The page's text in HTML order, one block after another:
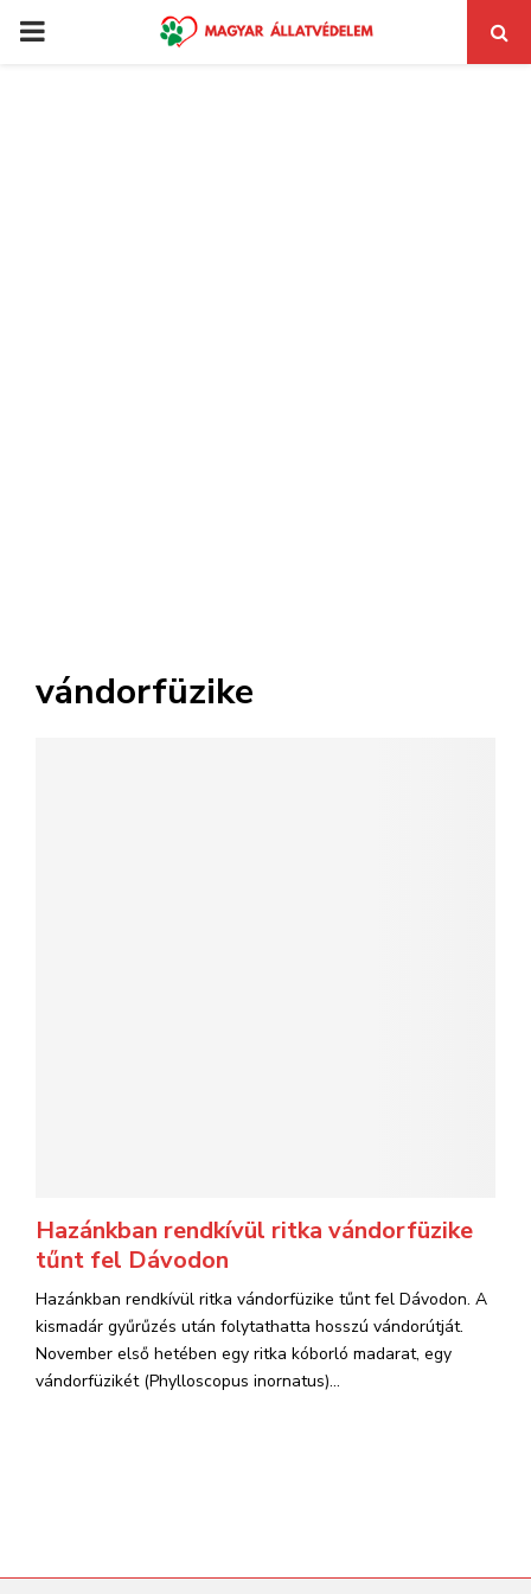
PRIMARY
vándorfüzike
Hazánkban rendkívül ritka vándorfüzike
tűnt fel Dávodon
Hazánkban rendkívül ritka vándorfüzike tűnt fel Dávodon. A
kismadár gyűrűzés után folytathatta hosszú vándorútját.
November első hetében egy ritka kóborló madarat, egy
vándorfüzikét (Phylloscopus inornatus)...